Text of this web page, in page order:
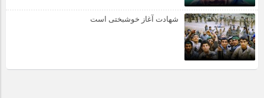
شهادت آغاز خوشبختی است